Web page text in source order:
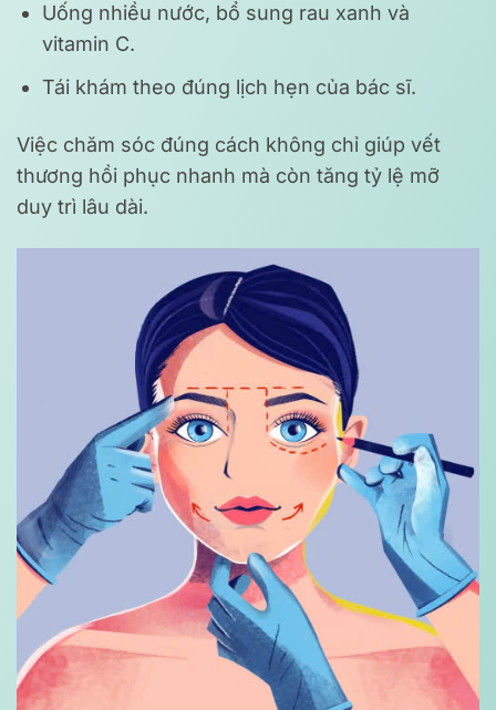
Uống nhiều nước, bổ sung rau xanh và
vitamin C.
Tái khám theo đúng lịch hẹn của bác sĩ.
Việc chăm sóc đúng cách không chỉ giúp vết
thương hồi phục nhanh mà còn tăng tỷ lệ mỡ
duy trì lâu dài.